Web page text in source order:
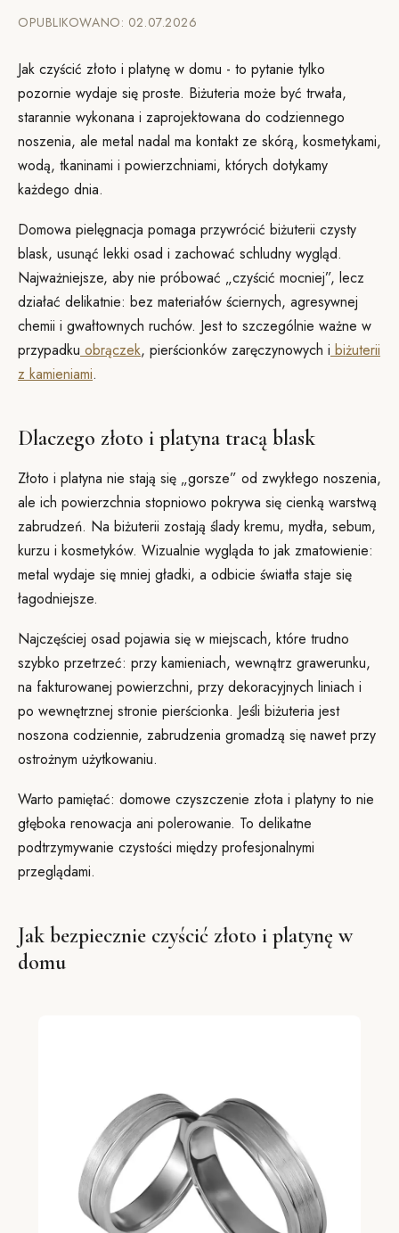
OPUBLIKOWANO: 02.07.2026
Jak czyścić złoto i platynę w domu - to pytanie tylko
pozornie wydaje się proste. Biżuteria może być trwała,
starannie wykonana i zaprojektowana do codziennego
noszenia, ale metal nadal ma kontakt ze skórą, kosmetykami,
wodą, tkaninami i powierzchniami, których dotykamy
każdego dnia.
Domowa pielęgnacja pomaga przywrócić biżuterii czysty
blask, usunąć lekki osad i zachować schludny wygląd.
Najważniejsze, aby nie próbować „czyścić mocniej”, lecz
działać delikatnie: bez materiałów ściernych, agresywnej
chemii i gwałtownych ruchów. Jest to szczególnie ważne w
przypadku obrączek, pierścionków zaręczynowych i biżuterii
z kamieniami.
Dlaczego złoto i platyna tracą blask
Złoto i platyna nie stają się „gorsze” od zwykłego noszenia,
ale ich powierzchnia stopniowo pokrywa się cienką warstwą
zabrudzeń. Na biżuterii zostają ślady kremu, mydła, sebum,
kurzu i kosmetyków. Wizualnie wygląda to jak zmatowienie:
metal wydaje się mniej gładki, a odbicie światła staje się
łagodniejsze.
Najczęściej osad pojawia się w miejscach, które trudno
szybko przetrzeć: przy kamieniach, wewnątrz grawerunku,
na fakturowanej powierzchni, przy dekoracyjnych liniach i
po wewnętrznej stronie pierścionka. Jeśli biżuteria jest
noszona codziennie, zabrudzenia gromadzą się nawet przy
ostrożnym użytkowaniu.
Warto pamiętać: domowe czyszczenie złota i platyny to nie
głęboka renowacja ani polerowanie. To delikatne
podtrzymywanie czystości między profesjonalnymi
przeglądami.
Jak bezpiecznie czyścić złoto i platynę w
domu